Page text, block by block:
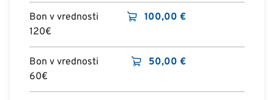
Bon v vrednosti
120€
100,00 €
Bon v vrednosti
60€
50,00 €